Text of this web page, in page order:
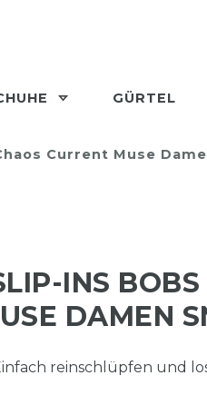
GÜRTEL
Current Muse
INS
DAMEN
reinschlüpfen und